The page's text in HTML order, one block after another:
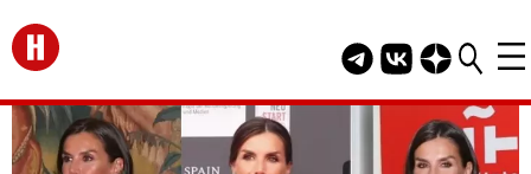
Перейти на главную
Telegram канал
Группа HELLO
Канал